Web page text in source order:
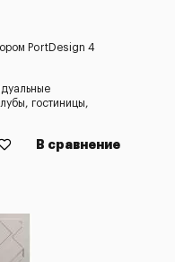
PortDesign 4
гостиницы,
В сравнение